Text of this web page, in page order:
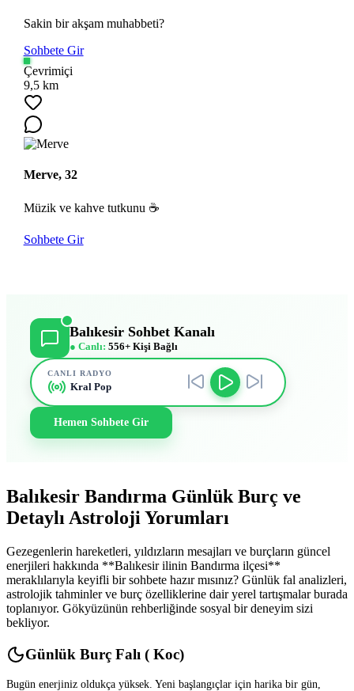
Sakin bir akşam muhabbeti?
Sohbete Gir
Çevrimiçi
9,5 km
Merve, 32
Müzik ve kahve tutkunu ☕
Sohbete Gir
Balıkesir Sohbet Kanalı
● Canlı: 556+ Kişi Bağlı
CANLI RADYO
Kral Pop
Hemen Sohbete Gir
Balıkesir Bandırma Günlük Burç ve
Detaylı Astroloji Yorumları
Gezegenlerin hareketleri, yıldızların mesajları ve burçların güncel
enerjileri hakkında **Balıkesir ilinin Bandırma ilçesi**
meraklılarıyla keyifli bir sohbete hazır mısınız? Günlük fal analizleri,
astrolojik tahminler ve burç özelliklerine dair yerel tartışmalar burada
toplanıyor. Gökyüzünün rehberliğinde sosyal bir deneyim sizi
bekliyor.
Günlük Burç Falı ( Koc)
Bugün enerjiniz oldukça yüksek. Yeni başlangıçlar için harika bir gün,